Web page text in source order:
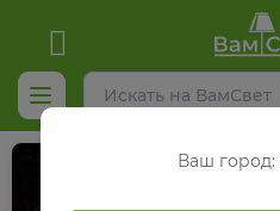
Ваш город: